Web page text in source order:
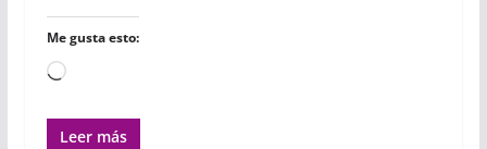
Me gusta esto:
Cargando...
Leer más